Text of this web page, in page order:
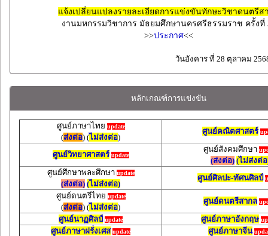
แจ้งเปลี่ยนแปลงรายละเอียดการแข่งขันทักษะวิชาดนตรีส
งานมหกรรมวิชาการ มัธยมศึกษานครศรีธรรมราช ครั้งที่
>>ประกาศ<<
วันอังคาร ที่ 28 ตุลาคม
หลักเกณฑ์การแข่งขัน
ศูนย์ภาษาไทย update
(ส่งต่อ) (ไม่ส่งต่อ)
ศูนย์คณิตศาสตร์
ศูนย์วิทยาศาสตร์ update
ศูนย์สังคมศึกษา
(ส่งต่อ) (ไม่ส่งต่อ
ศูนย์ศึกษาพละศึกษา update
(ส่งต่อ) (ไม่ส่งต่อ)
ศูนย์ศิลปะ-ทัศนศิลป์
ศูนย์ดนตรีไทย update
(ส่งต่อ) (ไม่ส่งต่อ)
ศูนย์ดนตรีสากล
ศูนย์นาฏศิลป์ update ศูนย์ภาษาอังกฤษ
ศูนย์ภาษาฝรั่งเศส update ศูนย์ภาษาจีน